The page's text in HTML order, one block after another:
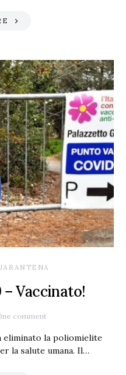
– Vaccinato!
comment
eliminato la poliomielite
la salute umana. Il…